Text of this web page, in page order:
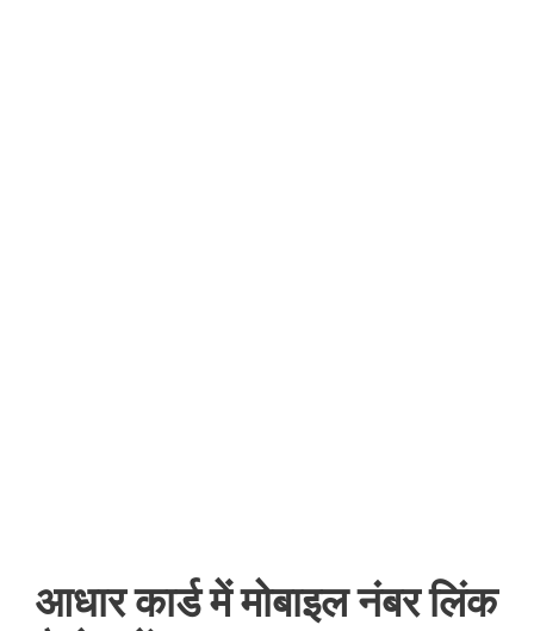
आधार कार्ड में मोबाइल नंबर लिंक